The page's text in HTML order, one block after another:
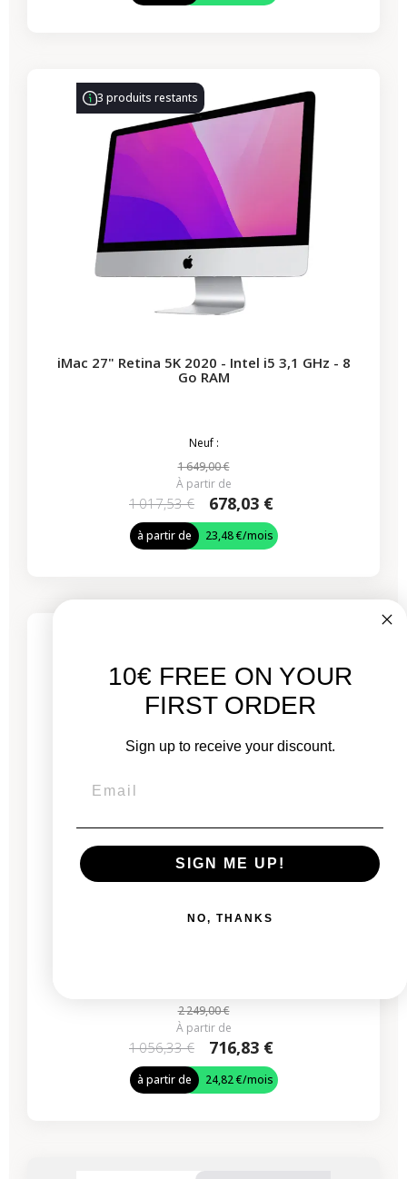
3 produits restants
iMac 27" Retina 5K 2020 - Intel i5 3,1 GHz - 8
Go RAM
Neuf :
1 649,00 €
À partir de
1 017,53 € 678,03 €
à partir de 23,48 €/mois
Go RAM
2 249,00 €
À partir de
1 056,33 € 716,83 €
à partir de 24,82 €/mois
10€ FREE ON YOUR
FIRST ORDER
Sign up to receive your discount.
SIGN ME UP!
NO, THANKS